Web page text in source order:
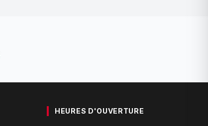
HEURES D'OUVERTURE